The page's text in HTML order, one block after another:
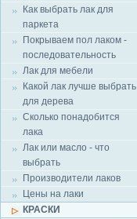
Как выбрать лак для
паркета
Покрываем пол лаком -
последовательность
Лак для мебели
Какой лак лучше выбрать
для дерева
Сколько понадобится
лака
Лак или масло - что
выбрать
Производители лаков
Цены на лаки
КРАСКИ